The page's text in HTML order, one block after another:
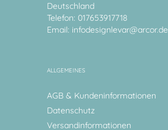
Deutschland
Telefon: 017653917718
Email: infodesignlevar@arcor.de
ALLGEMEINES
AGB & Kundeninformationen
Datenschutz
Versandinformationen